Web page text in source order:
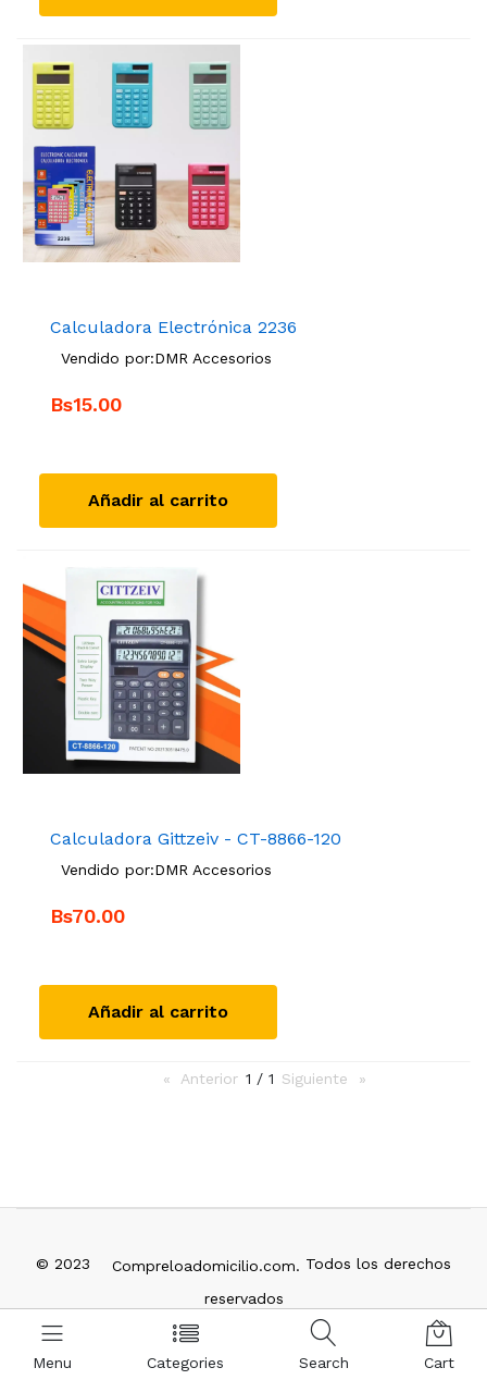
Menu Categories Search Cart
Calculadora Electrónica 2236
Vendido por:DMR Accesorios
Bs15.00
Añadir al carrito
Calculadora Gittzeiv - CT-8866-120
Vendido por:DMR Accesorios
Bs70.00
Añadir al carrito
Anterior page
1 / 1 Siguiente page
© 2023 Compreloadomicilio.com. Todos los derechos
reservados
info@compreloadomicilio.com